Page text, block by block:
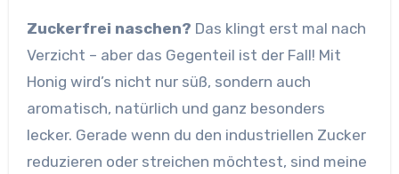
Zuckerfrei naschen? Das klingt erst mal nach
Verzicht – aber das Gegenteil ist der Fall! Mit
Honig wird’s nicht nur süß, sondern auch
aromatisch, natürlich und ganz besonders
lecker. Gerade wenn du den industriellen Zucker
reduzieren oder streichen möchtest, sind meine